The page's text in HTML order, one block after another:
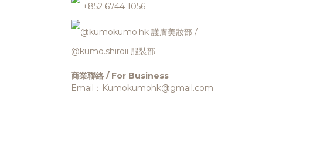
+852 6744 1056
@kumokumo.hk 護膚美妝部 /
@kumo.shiroii 服裝部
商業聯絡 / For Business
Email：Kumokumohk@gmail.com